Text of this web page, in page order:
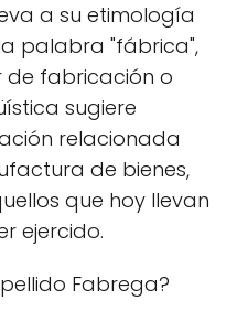
a su etimología
palabra "fábrica",
de fabricación o
sugiere
relacionada
de bienes,
que hoy llevan
ejercido.
Fabrega?